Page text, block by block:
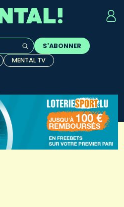
complétion sont
S'ABONNER
MENTAL TV